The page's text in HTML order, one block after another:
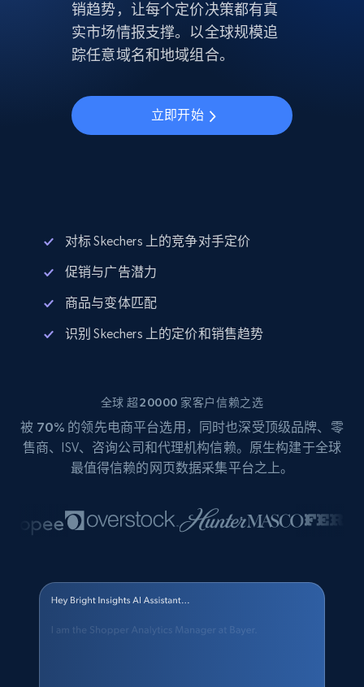
销趋势，让每个定价决策都有真
实市场情报支撑。以全球规模追
踪任意域名和地域组合。
立即开始
对标 Skechers 上的竞争对手定价
促销与广告潜力
商品与变体匹配
识别 Skechers 上的定价和销售趋势
全球 超20000 家客户信赖之选
被 70% 的领先电商平台选用，同时也深受顶级品牌、零
售商、ISV、咨询公司和代理机构信赖。原生构建于全球
最值得信赖的网页数据采集平台之上。